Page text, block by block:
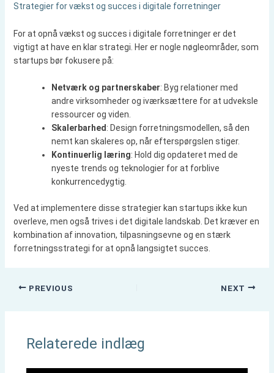
Strategier for vækst og succes i digitale forretninger
For at opnå vækst og succes i digitale forretninger er det
vigtigt at have en klar strategi. Her er nogle nøgleområder, som
startups bør fokusere på:
Netværk og partnerskaber: Byg relationer med
andre virksomheder og iværksættere for at udveksle
ressourcer og viden.
Skalerbarhed: Design forretningsmodellen, så den
nemt kan skaleres op, når efterspørgslen stiger.
Kontinuerlig læring: Hold dig opdateret med de
nyeste trends og teknologier for at forblive
konkurrencedygtig.
Ved at implementere disse strategier kan startups ikke kun
overleve, men også trives i det digitale landskab. Det kræver en
kombination af innovation, tilpasningsevne og en stærk
forretningsstrategi for at opnå langsigtet succes.
PREVIOUS NEXT
Relaterede indlæg